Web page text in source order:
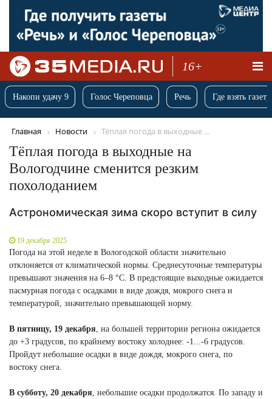
16+
Накопи удачу 9 Голос Череповца Речь Где взять
Главная Новости Тёплая погода в выходные ...
Тёплая погода в выходные на
Вологодчине сменится резким
похолоданием
Астрономическая зима скоро вступит в силу
19 декабря 2025
Погода на этой неделе в Вологодской области значительно
отклоняется от климатической нормы. Среднесуточные температуры
превышают значения на 6–8 °C. В предстоящие выходные ожидается
пасмурная погода с осадками в виде дождя, мокрого снега и
температурой, значительно превышающей норму.
В пятницу, 19 декабря , на большей территории региона ожидается
до +3 градусов, по крайнему востоку холоднее: -1...-6 градусов.
Пройдут небольшие осадки в виде дождя, мокрого снега, по
востоку снега.
В субботу, 20 декабря , небольшие осадки продолжатся. По западу и